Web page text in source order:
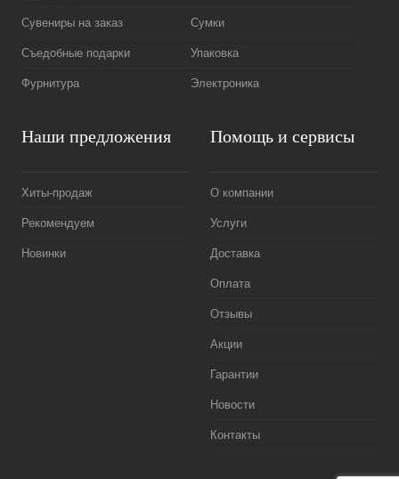
Сувениры на заказ Сумки
Съедобные подарки Упаковка
Фурнитура Электроника
Наши предложения
Хиты-продаж
Рекомендуем
Новинки
Помощь и сервисы
О компании
Услуги
Доставка
Оплата
Отзывы
Акции
Гарантии
Новости
Контакты